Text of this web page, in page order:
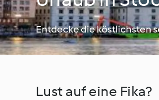
Entdecke die köstlichsten
Lust auf eine Fika?